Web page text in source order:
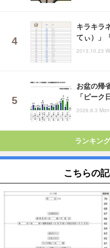
キラキラ
てぃ）」
2013.10.23
お盆の帰
「ピーク
2026.8.3
ランキン
こちらの